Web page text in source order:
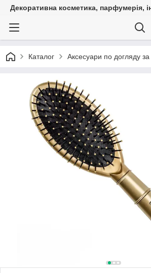
Декоративна косметика, парфумерія,
Каталог Аксесуари по догляду